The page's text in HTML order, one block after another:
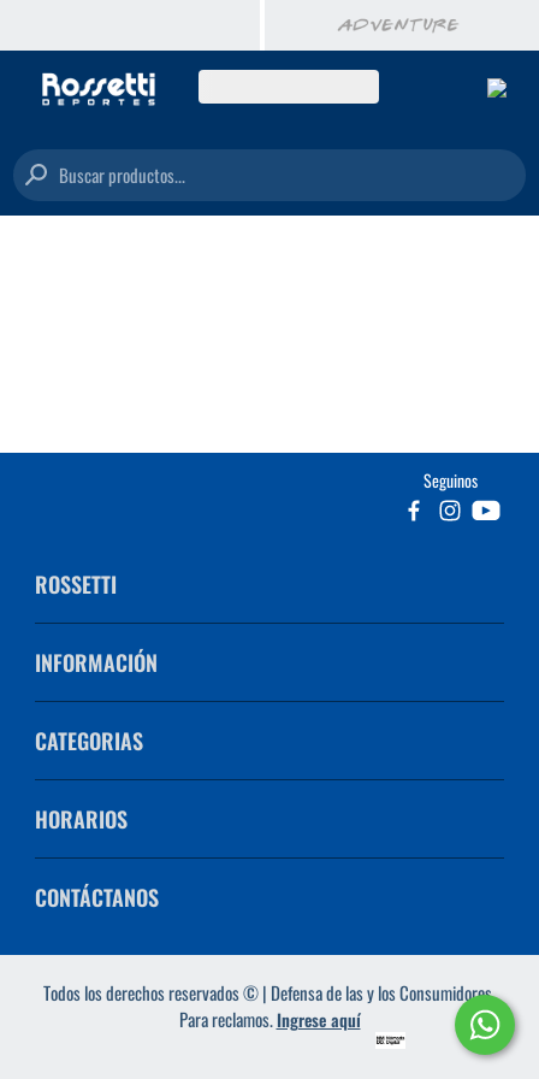
Buscar productos...
Seguinos
ROSSETTI
INFORMACIÓN
CATEGORIAS
HORARIOS
CONTÁCTANOS
Todos los derechos reservados © | Defensa de las y los Consumidores.
Para reclamos.Ingrese aquí